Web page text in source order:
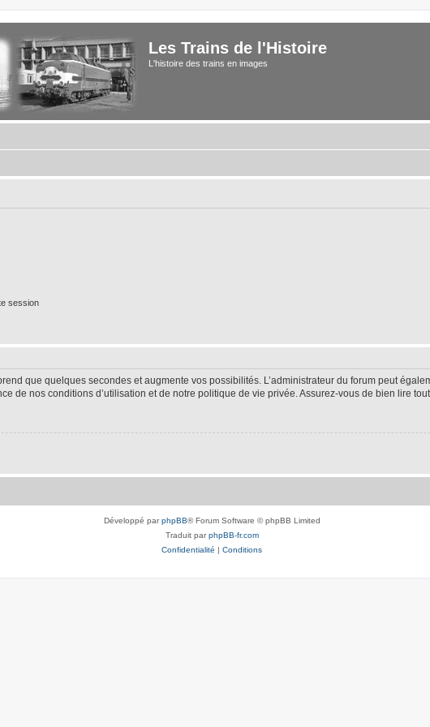
Les Trains de l'Histoire
L'histoire des trains en images
session
que quelques secondes et augmente vos possibilités. L’administrateur du forum peut
de nos conditions d’utilisation et de notre politique de vie privée. Assurez-vous de bien lire
Développé parphpBB® Forum Software © phpBB Limited
Traduit parphpBB-fr.com
Confidentialité | Conditions